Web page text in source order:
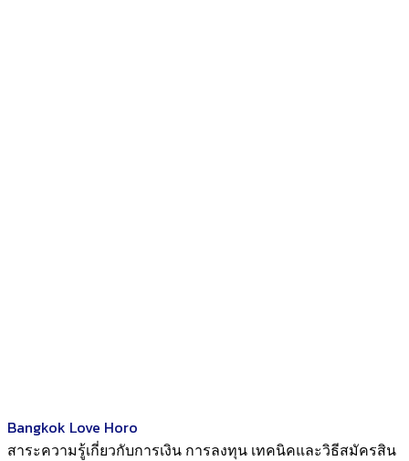
Bangkok Love Horo
สาระความรู้เกี่ยวกับการเงิน การลงทุน เทคนิคและวิธีสมัครสิน